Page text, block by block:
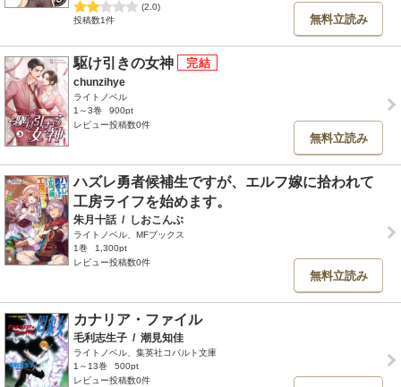
(2.0)
投稿数1件
無料立読み
駆け引きの女神
chunzihye
ライトノベル
1～3巻
900pt
レビュー投稿数0件
無料立読み
ハズレ勇者候補生ですが、エルフ嫁に拾われて
工房ライフを始めます。
朱月十話 / しおこんぶ
ライトノベル、MFブックス
1巻
1,300pt
レビュー投稿数0件
無料立読み
カナリア・ファイル
毛利志生子 / 潮見知佳
ライトノベル、集英社コバルト文庫
1～13巻
500pt
レビュー投稿数0件